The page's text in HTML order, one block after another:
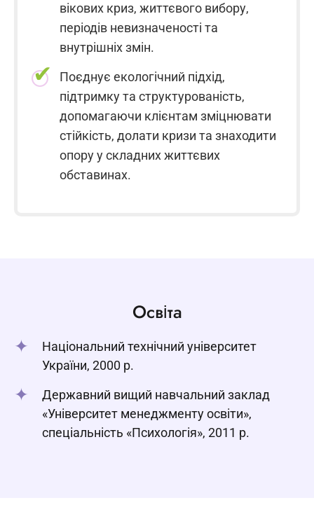
вікових криз, життєвого вибору,
періодів невизначеності та
внутрішніх змін.
Поєднує екологічний підхід,
підтримку та структурованість,
допомагаючи клієнтам зміцнювати
стійкість, долати кризи та знаходити
опору у складних життєвих
обставинах.
Освіта
Національний технічний університет
України, 2000 р.
Державний вищий навчальний заклад
«Університет менеджменту освіти»,
спеціальність «Психологія», 2011 р.